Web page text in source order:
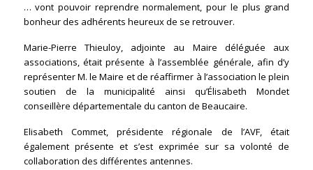
… vont pouvoir reprendre normalement, pour le plus grand
bonheur des adhérents heureux de se retrouver.
Marie-Pierre Thieuloy, adjointe au Maire déléguée aux
associations, était présente à l’assemblée générale, afin d’y
représenter M. le Maire et de réaffirmer à l’association le plein
soutien de la municipalité ainsi qu’Élisabeth Mondet
conseillère départementale du canton de Beaucaire.
Elisabeth Commet, présidente régionale de l’AVF, était
également présente et s’est exprimée sur sa volonté de
collaboration des différentes antennes.